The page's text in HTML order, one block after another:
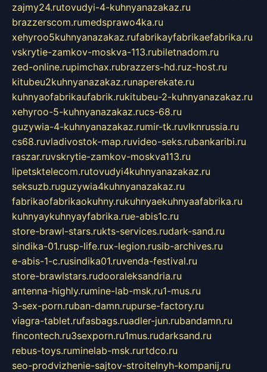
zajmy24.rutovudyi-4-kuhnyanazakaz.ru
brazzerscom.rumedsprawo4ka.ru
xehyroo5kuhnyanazakaz.rufabrikayfabrikaefabrika.ru
vskrytie-zamkov-moskva-113.rubiletnadom.ru
zed-online.rupimchax.rubrazzers-hd.ruz-host.ru
kitubeu2kuhnyanazakaz.runaperekate.ru
kuhnyaofabrikaufabrik.rukitubeu-2-kuhnyanazakaz.ru
xehyroo-5-kuhnyanazakaz.rucs-68.ru
guzywia-4-kuhnyanazakaz.rumir-tk.ruvlknrussia.ru
cs68.ruvladivostok-map.ruvideo-seks.rubankaribi.ru
raszar.ruvskrytie-zamkov-moskva113.ru
lipetsktelecom.rutovudyi4kuhnyanazakaz.ru
seksuzb.ruguzywia4kuhnyanazakaz.ru
fabrikaofabrikaokuhny.rukuhnyaekuhnyaafabrika.ru
kuhnyaykuhnyayfabrika.rue-abis1c.ru
store-brawl-stars.rukts-services.rudark-sand.ru
sindika-01.rusp-life.rux-legion.rusib-archives.ru
e-abis-1-c.rusindika01.ruvenda-festival.ru
store-brawlstars.rudooraleksandria.ru
antenna-highly.rumine-lab-msk.ru1-mus.ru
3-sex-porn.ruban-damn.rupurse-factory.ru
viagra-tablet.rufasbags.ruadler-jun.rubandamn.ru
fincontech.ru3sexporn.ru1mus.rudarksand.ru
rebus-toys.ruminelab-msk.rurtdco.ru
seo-prodvizhenie-sajtov-stroitelnyh-kompanij.ru